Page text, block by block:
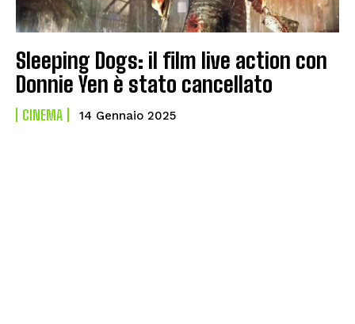
Sleeping Dogs: il film live action con
Donnie Yen è stato cancellato
CINEMA 14 Gennaio 2025